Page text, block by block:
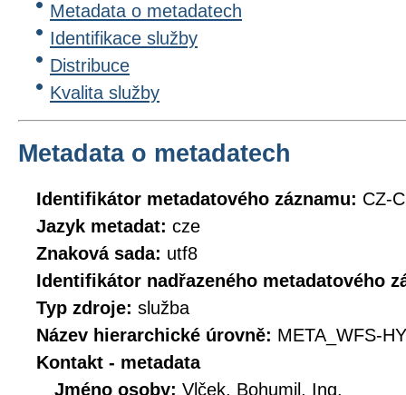
Metadata o metadatech
Identifikace služby
Distribuce
Kvalita služby
Metadata o metadatech
Identifikátor metadatového záznamu: CZ-
Jazyk metadat: cze
Znaková sada: utf8
Identifikátor nadřazeného metadatového
Typ zdroje: služba
Název hierarchické úrovně: META_WFS-
Kontakt - metadata
Jméno osoby: Vlček, Bohumil, Ing.